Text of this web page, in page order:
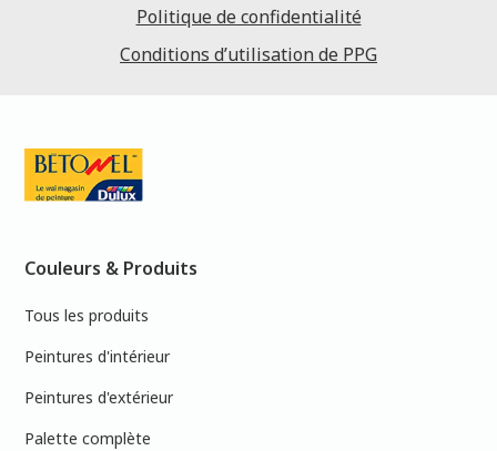
Politique de confidentialité
Conditions d’utilisation de PPG
Couleurs & Produits
Tous les produits
Peintures d'intérieur
Peintures d'extérieur
Palette complète